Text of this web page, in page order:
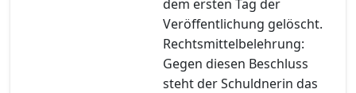
dem ersten Tag der
Veröffentlichung gelöscht.
Rechtsmittelbelehrung:
Gegen diesen Beschluss
steht der Schuldnerin das